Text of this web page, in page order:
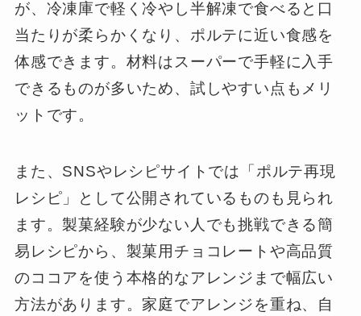
が、冷凍庫で軽く冷やし半解凍で食べると口
当たりが柔らかくなり、ポルテに近い食感を
体感できます。材料はスーパーで手軽に入手
できるものが多いため、試しやすい点もメリ
ットです。
また、SNSやレシピサイトでは「ポルテ再現
レシピ」として公開されているものも見られ
ます。製菓経験が少ない人でも挑戦できる簡
易レシピから、製菓用チョコレートや高品質
のココアを使う本格的なアレンジまで幅広い
方法があります。家庭でアレンジを重ね、自